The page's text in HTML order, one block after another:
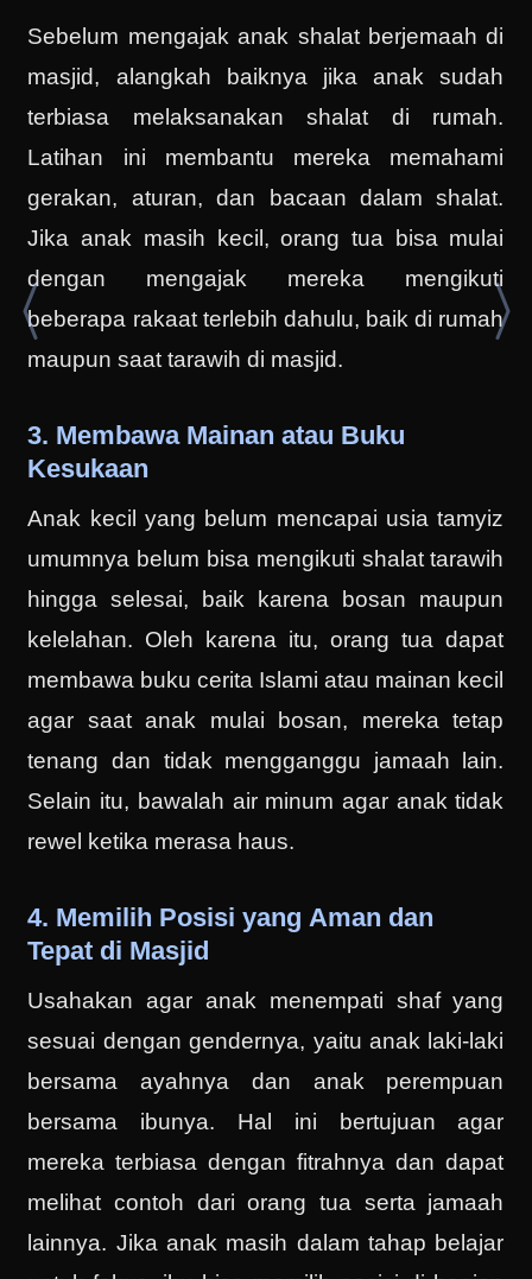
Sebelum mengajak anak shalat berjemaah di
masjid, alangkah baiknya jika anak sudah
terbiasa melaksanakan shalat di rumah.
Latihan ini membantu mereka memahami
gerakan, aturan, dan bacaan dalam shalat.
Jika anak masih kecil, orang tua bisa mulai
dengan mengajak mereka mengikuti
beberapa rakaat terlebih dahulu, baik di rumah
maupun saat tarawih di masjid.
3. Membawa Mainan atau Buku
Kesukaan
Anak kecil yang belum mencapai usia tamyiz
umumnya belum bisa mengikuti shalat tarawih
hingga selesai, baik karena bosan maupun
kelelahan. Oleh karena itu, orang tua dapat
membawa buku cerita Islami atau mainan kecil
agar saat anak mulai bosan, mereka tetap
tenang dan tidak mengganggu jamaah lain.
Selain itu, bawalah air minum agar anak tidak
rewel ketika merasa haus.
4. Memilih Posisi yang Aman dan
Tepat di Masjid
Usahakan agar anak menempati shaf yang
sesuai dengan gendernya, yaitu anak laki-laki
bersama ayahnya dan anak perempuan
bersama ibunya. Hal ini bertujuan agar
mereka terbiasa dengan fitrahnya dan dapat
melihat contoh dari orang tua serta jamaah
lainnya. Jika anak masih dalam tahap belajar